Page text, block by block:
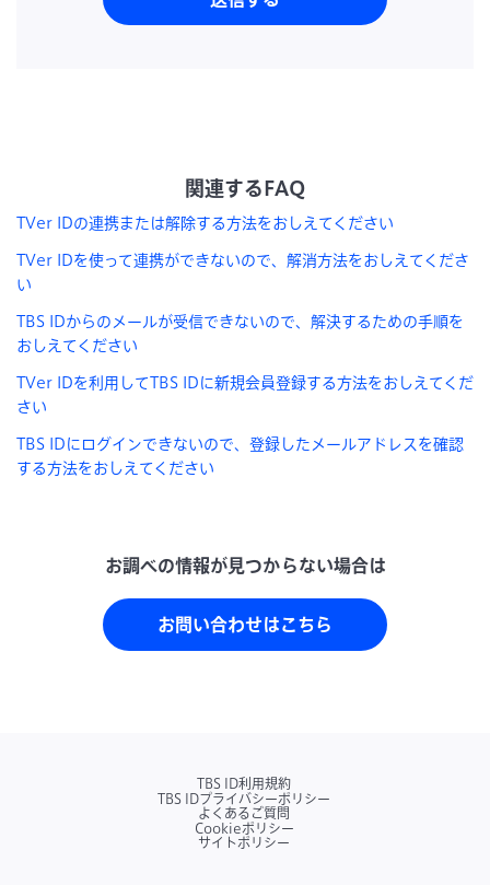
関連するFAQ
TVer IDの連携または解除する方法をおしえてください
TVer IDを使って連携ができないので、解消方法をおしえてくださ
い
TBS IDからのメールが受信できないので、解決するための手順を
おしえてください
TVer IDを利用してTBS IDに新規会員登録する方法をおしえてくだ
さい
TBS IDにログインできないので、登録したメールアドレスを確認
する方法をおしえてください
お問い合わせはこちら
TBS ID利用規約
TBS IDプライバシーポリシー
よくあるご質問
Cookieポリシー
サイトポリシー